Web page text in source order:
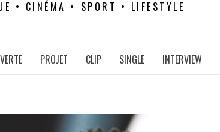
• CINÉMA • SPORT • LIFESTYLE
PROJET CLIP SINGLE INTERVIEW